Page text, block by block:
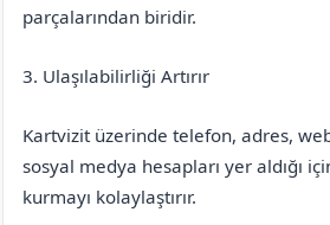
parçalarından biridir.
3. Ulaşılabilirliği Artırır
Kartvizit üzerinde telefon, adres,
sosyal medya hesapları yer aldığı
kurmayı kolaylaştırır.